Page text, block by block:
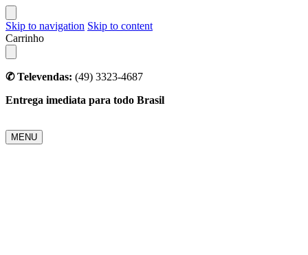
Skip to navigation Skip to content
Carrinho
✆ Televendas: (49) 3323-4687
Entrega imediata para todo Brasil
MENU